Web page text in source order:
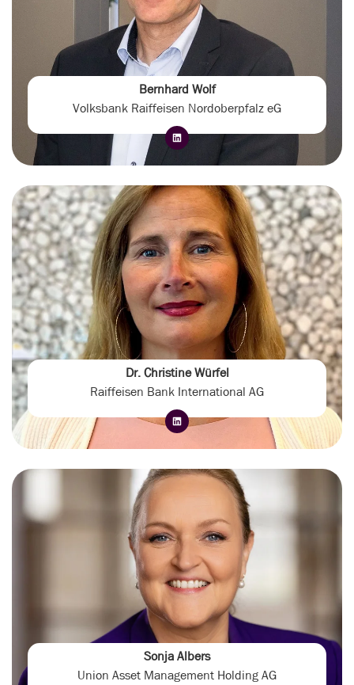
Bernhard Wolf
Volksbank Raiffeisen Nordoberpfalz eG
Dr. Christine Würfel
Raiffeisen Bank International AG
Sonja Albers
Union Asset Management Holding AG